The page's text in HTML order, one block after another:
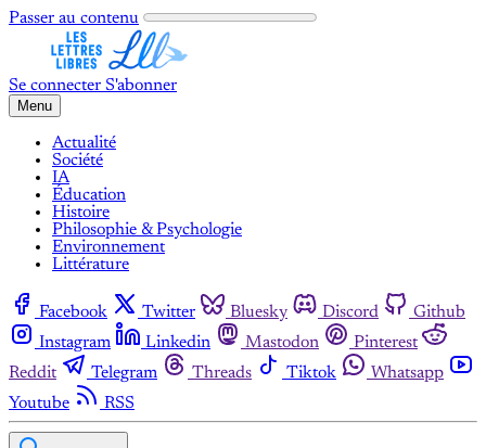
Passer au contenu
Se connecter S'abonner
Menu
Actualité
Société
IA
Éducation
Histoire
Philosophie & Psychologie
Environnement
Littérature
Facebook Twitter Bluesky Discord
Github
Instagram
Linkedin Mastodon
Pinterest
Reddit
Telegram Threads Tiktok
Whatsapp
Youtube
RSS